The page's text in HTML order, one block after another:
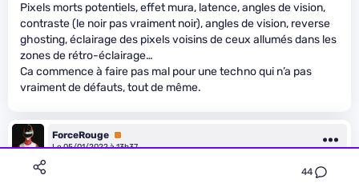
44
Pixels morts potentiels, effet mura, latence, angles de vision,
contraste (le noir pas vraiment noir), angles de vision, reverse
ghosting, éclairage des pixels voisins de ceux allumés dans les
zones de rétro-éclairage…
Ca commence à faire pas mal pour une techno qui n’a pas
vraiment de défauts, tout de même.
ForceRouge Premium
Le 05/01/2022 à 13h37